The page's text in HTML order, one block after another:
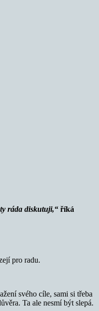
ráda diskutuji,“ říká
pro radu.
svého cíle, sami si třeba
Ta ale nesmí být slepá.